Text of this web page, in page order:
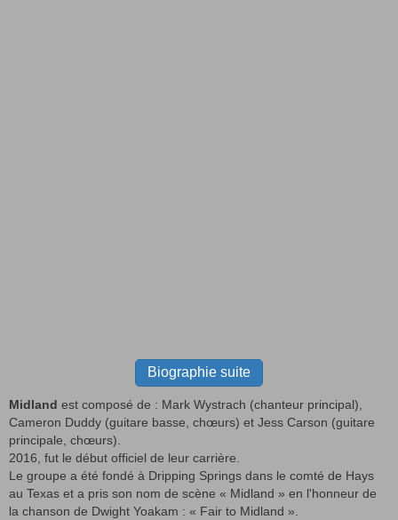
Biographie suite
Midland est composé de : Mark Wystrach (chanteur principal),
Cameron Duddy (guitare basse, chœurs) et Jess Carson (guitare
principale, chœurs).
2016, fut le début officiel de leur carrière.
Le groupe a été fondé à Dripping Springs dans le comté de Hays
au Texas et a pris son nom de scène « Midland » en l'honneur de
la chanson de Dwight Yoakam : « Fair to Midland ».